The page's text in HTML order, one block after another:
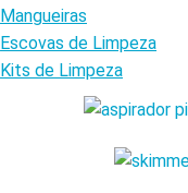
Mangueiras
Escovas de Limpeza
Kits de Limpeza